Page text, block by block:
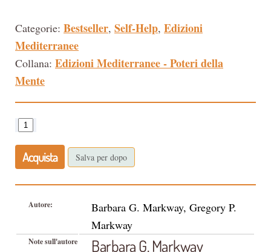
Categorie: Bestseller, Self-Help, Edizioni
Mediterranee
Collana: Edizioni Mediterranee - Poteri della
Mente
Acquista Salva per dopo
Autore:
Barbara G. Markway, Gregory P.
Markway
Note sull'autore Barbara G. Markway